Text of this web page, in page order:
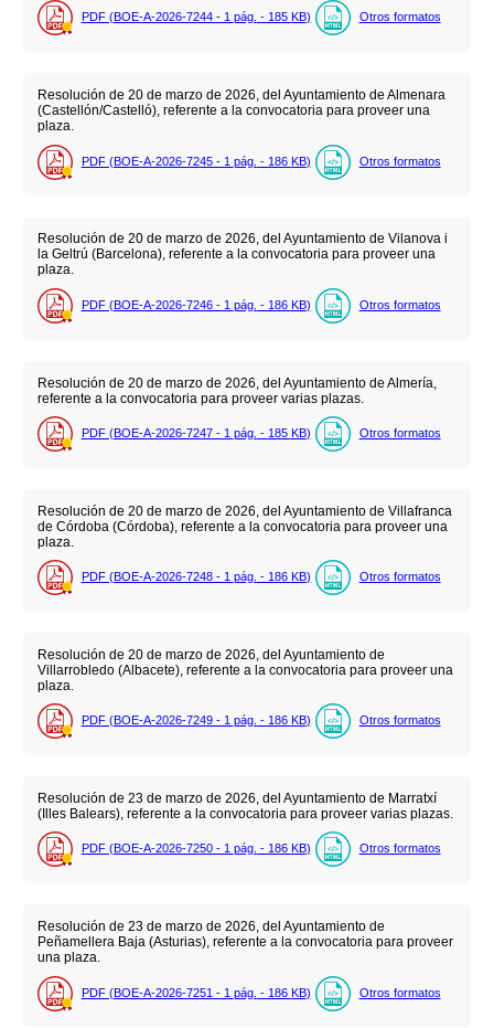
PDF (BOE-A-2026-7244 - 1 pág. - 185 KB) Otros formatos
Resolución de 20 de marzo de 2026, del Ayuntamiento de Almenara
(Castellón/Castelló), referente a la convocatoria para proveer una
plaza.
PDF (BOE-A-2026-7245 - 1 pág. - 186 KB) Otros formatos
Resolución de 20 de marzo de 2026, del Ayuntamiento de Vilanova i
la Geltrú (Barcelona), referente a la convocatoria para proveer una
plaza.
PDF (BOE-A-2026-7246 - 1 pág. - 186 KB) Otros formatos
Resolución de 20 de marzo de 2026, del Ayuntamiento de Almería,
referente a la convocatoria para proveer varias plazas.
PDF (BOE-A-2026-7247 - 1 pág. - 185 KB) Otros formatos
Resolución de 20 de marzo de 2026, del Ayuntamiento de Villafranca
de Córdoba (Córdoba), referente a la convocatoria para proveer una
plaza.
PDF (BOE-A-2026-7248 - 1 pág. - 186 KB) Otros formatos
Resolución de 20 de marzo de 2026, del Ayuntamiento de
Villarrobledo (Albacete), referente a la convocatoria para proveer una
plaza.
PDF (BOE-A-2026-7249 - 1 pág. - 186 KB) Otros formatos
Resolución de 23 de marzo de 2026, del Ayuntamiento de Marratxí
(Illes Balears), referente a la convocatoria para proveer varias plazas.
PDF (BOE-A-2026-7250 - 1 pág. - 186 KB) Otros formatos
Resolución de 23 de marzo de 2026, del Ayuntamiento de
Peñamellera Baja (Asturias), referente a la convocatoria para proveer
una plaza.
PDF (BOE-A-2026-7251 - 1 pág. - 186 KB) Otros formatos